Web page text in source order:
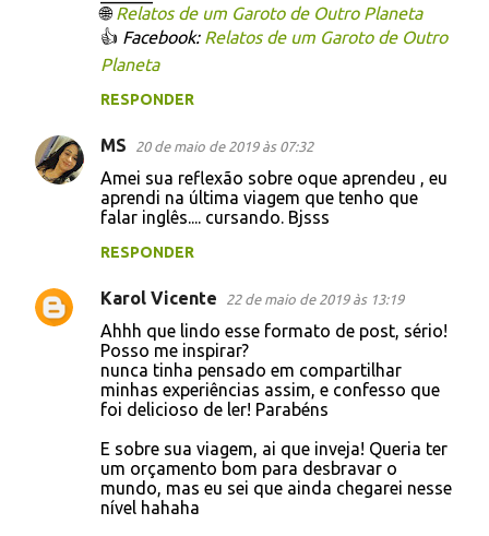
🌐Relatos de um Garoto de Outro Planeta
👍 Facebook: Relatos de um Garoto de Outro
Planeta
RESPONDER
MS 20 de maio de 2019 às 07:32
Amei sua reflexão sobre oque aprendeu , eu
aprendi na última viagem que tenho que
falar inglês.... cursando. Bjsss
RESPONDER
Karol Vicente 22 de maio de 2019 às 13:19
Ahhh que lindo esse formato de post, sério!
Posso me inspirar?
nunca tinha pensado em compartilhar
minhas experiências assim, e confesso que
foi delicioso de ler! Parabéns
E sobre sua viagem, ai que inveja! Queria ter
um orçamento bom para desbravar o
mundo, mas eu sei que ainda chegarei nesse
nível hahaha